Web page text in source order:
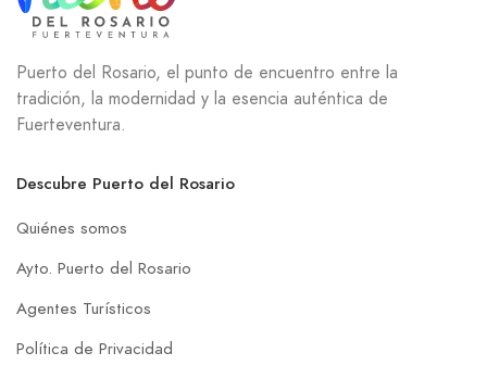
Puerto del Rosario, el punto de encuentro entre la
tradición, la modernidad y la esencia auténtica de
Fuerteventura.
Descubre Puerto del Rosario
Quiénes somos
Ayto. Puerto del Rosario
Agentes Turísticos
Política de Privacidad